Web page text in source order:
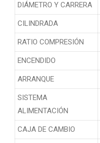
DIÁMETRO Y CARRERA
CILINDRADA
RATIO COMPRESIÓN
ENCENDIDO
ARRANQUE
SISTEMA
ALIMENTACIÓN
CAJA DE CAMBIO